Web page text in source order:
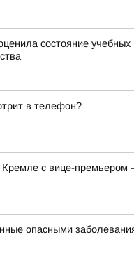
состояние
в телефон?
Кремле с вице-
опасными